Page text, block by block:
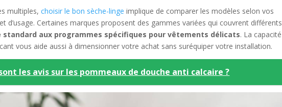
multiples,choisir le bon sèche-linge implique de comparer les modèles selon vos
d’usage. Certaines marques proposent des gammes variées qui couvrent différents
standard aux programmes spécifiques pour vêtements délicats. La capacité
vous aide aussi à dimensionner votre achat sans suréquiper votre installation.
les avis sur les pommeaux de douche anti calcaire ?